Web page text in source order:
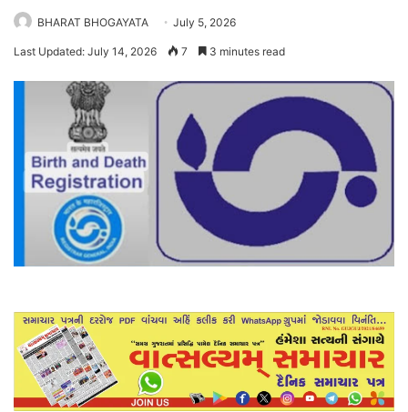
BHARAT BHOGAYATA July 5, 2026
Last Updated: July 14, 2026 7 3 minutes read